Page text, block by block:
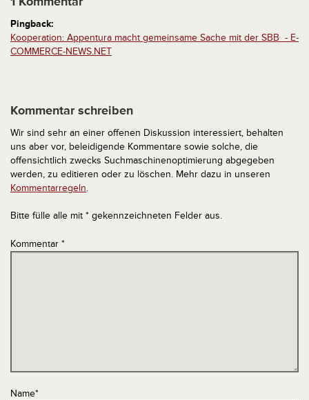
Pingback:
Kooperation: Appentura macht gemeinsame Sache mit der SBB - E-
COMMERCE-NEWS.NET
Kommentar schreiben
Wir sind sehr an einer offenen Diskussion interessiert, behalten
uns aber vor, beleidigende Kommentare sowie solche, die
offensichtlich zwecks Suchmaschinenoptimierung abgegeben
werden, zu editieren oder zu löschen. Mehr dazu in unseren
Kommentarregeln.
Bitte fülle alle mit * gekennzeichneten Felder aus.
Kommentar *
Name*